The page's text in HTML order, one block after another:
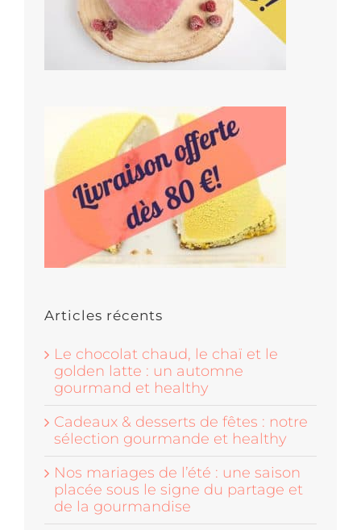
Articles récents
Le chocolat chaud, le chaï et le
golden latte : un automne
gourmand et healthy
Cadeaux & desserts de fêtes : notre
sélection gourmande et healthy
Nos mariages de l’été : une saison
placée sous le signe du partage et
de la gourmandise